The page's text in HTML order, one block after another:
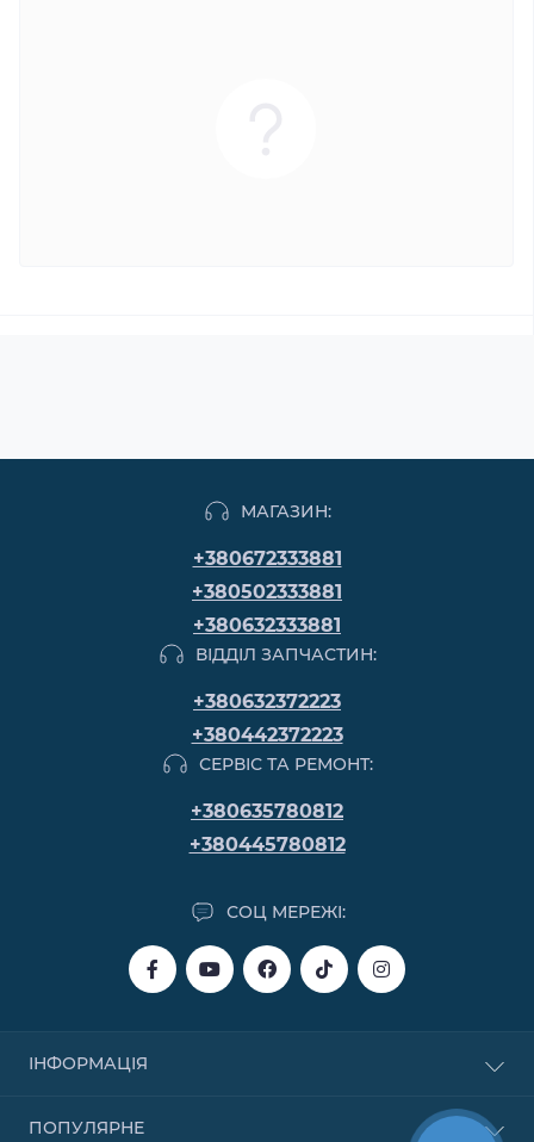
МАГАЗИН:
+380672333881
+380502333881
+380632333881
ВІДДІЛ ЗАПЧАСТИН:
+380632372223
+380442372223
СЕРВІС ТА РЕМОНТ:
+380635780812
+380445780812
СОЦ МЕРЕЖІ:
ІНФОРМАЦІЯ
ПОПУЛЯРНЕ